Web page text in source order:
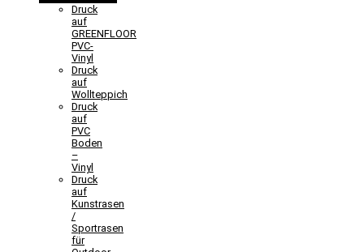
Druck
auf
GREENFLOOR
PVC-
Vinyl
Druck
auf
Wollteppich
Druck
auf
PVC
Boden
–
Vinyl
Druck
auf
Kunstrasen
/
Sportrasen
für